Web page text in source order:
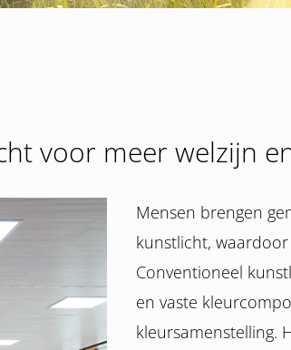
voor meer welzijn
Mensen brengen
kunstlicht,
Conventioneel
en vaste
kleursamenstelling.